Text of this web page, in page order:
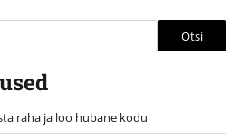
Otsi
raha ja loo hubane kodu